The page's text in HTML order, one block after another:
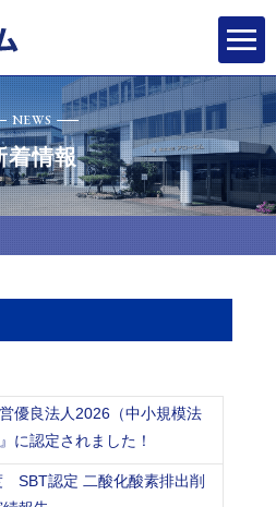
NEWS
着情報
営優良法人2026（中小規模法
に認定されました！
SBT認定 二酸化酸素排出削